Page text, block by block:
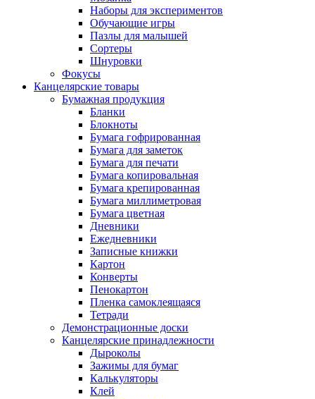
Наборы для экспериментов
Обучающие игры
Пазлы для малышей
Сортеры
Шнуровки
Фокусы
Канцелярские товары
Бумажная продукция
Бланки
Блокноты
Бумага гофрированная
Бумага для заметок
Бумага для печати
Бумага копировальная
Бумага крепированная
Бумага миллиметровая
Бумага цветная
Дневники
Ежедневники
Записные книжки
Картон
Конверты
Пенокартон
Пленка самоклеящаяся
Тетради
Демонстрационные доски
Канцелярские принадлежности
Дыроколы
Зажимы для бумаг
Калькуляторы
Клей